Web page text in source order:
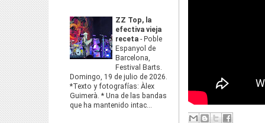
ZZ Top, la
efectiva vieja
receta - Poble
Espanyol de
Barcelona,
Festival Barts.
Domingo, 19 de julio de 2026.
*Texto y fotografías: Àlex
Guimerà. * Una de las bandas
que ha mantenido intac...